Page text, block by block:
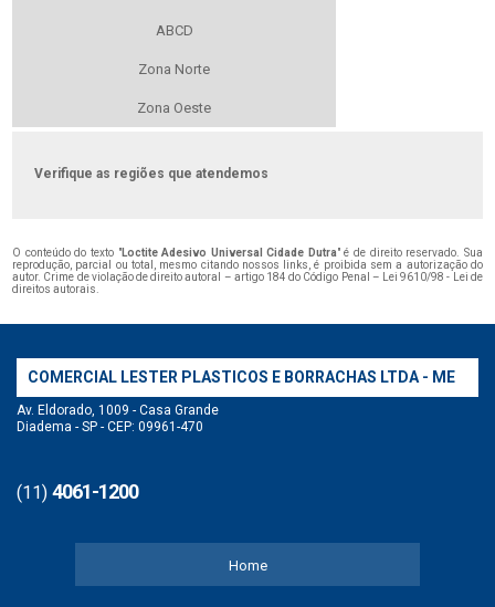
ABCD
Zona Norte
Zona Oeste
Verifique as regiões que atendemos
O conteúdo do texto "Loctite Adesivo Universal Cidade Dutra" é de direito reservado. Sua
reprodução, parcial ou total, mesmo citando nossos links, é proibida sem a autorização do
autor. Crime de violação de direito autoral – artigo 184 do Código Penal –
Lei 9610/98 - Lei de
direitos autorais
COMERCIAL LESTER PLASTICOS E BORRACHAS LTDA - ME
Av. Eldorado, 1009 - Casa Grande
Diadema - SP - CEP: 09961-470
(11) 4061-1200
Home